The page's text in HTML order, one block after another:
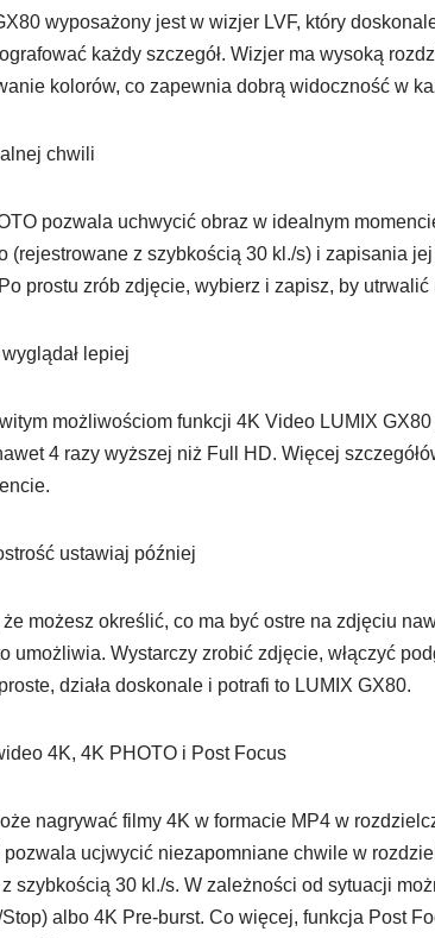
wyposażony jest w wizjer LVF, który
każdy szczegół. Wizjer ma wysoką
kolorów, co zapewnia dobrą widoczność w
chwili
pozwala uchwycić obraz w idealnym
(rejestrowane z szybkością 30 kl./s) i zapisania
prostu zrób zdjęcie, wybierz i zapisz, by
lepiej
możliwościom funkcji 4K Video LUMIX
4 razy wyższej niż Full HD. Więcej
ustawiaj później
możesz określić, co ma być ostre na zdjęciu
umożliwia. Wystarczy zrobić zdjęcie, włączyć
działa doskonale i potrafi to LUMIX GX80.
4K, 4K PHOTO i Post Focus
nagrywać filmy 4K w formacie MP4 w
pozwala ucjwycić niezapomniane chwile w
szybkością 30 kl./s. W zależności od sytuacji
albo 4K Pre-burst. Co więcej, funkcja Post